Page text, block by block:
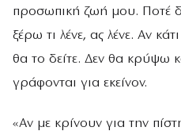
προσωπική ζωή μου. Ποτέ
ξέρω τι λένε, ας λένε. Αν
θα το δείτε. Δεν θα κρύψω
γράφονται για εκείνον.
«Αν με κρίνουν για την